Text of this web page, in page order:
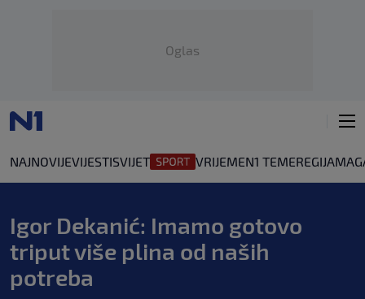
Oglas
NAJNOVIJEVIJESTISVIJET VRIJEMEN1 TEMEREGIJA
Igor Dekanić: Imamo gotovo
triput više plina od naših
potreba